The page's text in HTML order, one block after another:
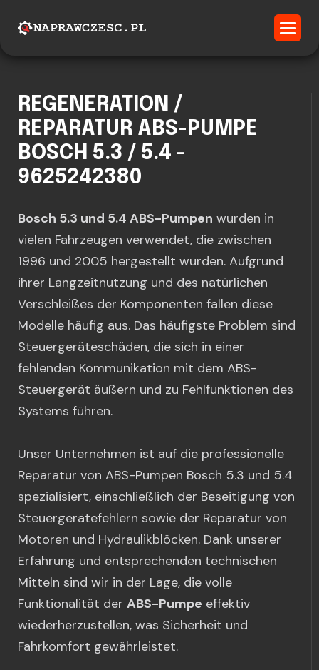
REGENERATION /
REPARATUR ABS-PUMPE
BOSCH 5.3 / 5.4 -
9625242380
Bosch 5.3 und 5.4 ABS-Pumpen wurden in
vielen Fahrzeugen verwendet, die zwischen
1996 und 2005 hergestellt wurden. Aufgrund
ihrer Langzeitnutzung und des natürlichen
Verschleißes der Komponenten fallen diese
Modelle häufig aus. Das häufigste Problem sind
Steuergeräteschäden, die sich in einer
fehlenden Kommunikation mit dem ABS-
Steuergerät äußern und zu Fehlfunktionen des
Systems führen.
Unser Unternehmen ist auf die professionelle
Reparatur von ABS-Pumpen Bosch 5.3 und 5.4
spezialisiert, einschließlich der Beseitigung von
Steuergerätefehlern sowie der Reparatur von
Motoren und Hydraulikblöcken. Dank unserer
Erfahrung und entsprechenden technischen
Mitteln sind wir in der Lage, die volle
Funktionalität der ABS-Pumpe effektiv
wiederherzustellen, was Sicherheit und
Fahrkomfort gewährleistet.